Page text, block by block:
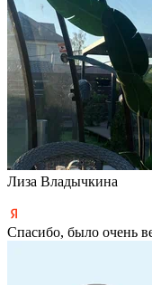
Лиза Владычкина
Спасибо, было очень